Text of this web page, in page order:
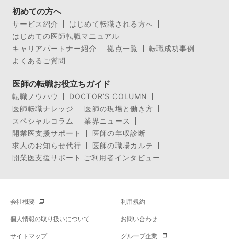
初めての方へ
サービス紹介
はじめて転職される方へ
はじめての医師転職マニュアル
キャリアパートナー紹介
拠点一覧
転職成功事例
よくあるご質問
医師の転職お役立ちガイド
転職ノウハウ
DOCTOR’S COLUMN
医師転職ナレッジ
医師の現場と働き方
スペシャルコラム
業界ニュース
開業医支援サポート
医師の年収診断
求人のお知らせ代行
医師の職場カルテ
開業医支援サポート ご利用者インタビュー
会社概要 利用規約
個人情報の取り扱いについて お問い合わせ
サイトマップ グループ企業